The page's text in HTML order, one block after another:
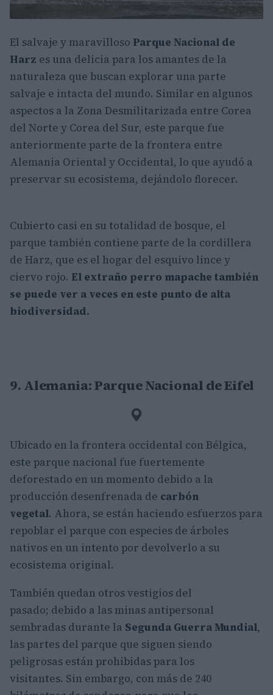
El salvaje y maravilloso Parque Nacional de
Harz es una delicia para los amantes de la
naturaleza que buscan explorar una parte
salvaje e intacta del mundo. Similar en algunos
aspectos a la Zona Desmilitarizada entre Corea
del Norte y Corea del Sur, este parque fue
anteriormente parte de la frontera entre
Alemania Oriental y Occidental, lo que ayudó a
preservar su ecosistema, dejándolo florecer.
Cubierto casi en su totalidad de bosque, el
parque también contiene parte de la cordillera
de Harz, que es el hogar del esquivo lince y
ciervo rojo. El extraño perro mapache también
se puede ver a veces en este punto de alta
biodiversidad.
9. Alemania: Parque Nacional de Eifel
Ubicado en la frontera occidental con Bélgica,
este parque nacional fue fuertemente
deforestado en un momento debido a la
producción desenfrenada de carbón
vegetal. Ahora, se están haciendo esfuerzos para
repoblar el parque con especies de árboles
nativos en un intento por devolverlo a su
ecosistema original.
También quedan otros vestigios del
pasado; debido a las minas antipersonal
sembradas durante la Segunda Guerra Mundial,
las partes del parque que siguen siendo
peligrosas están prohibidas para los
visitantes. Sin embargo, con más de 240